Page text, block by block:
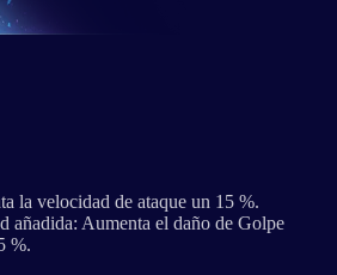
la velocidad de ataque un 15 %.
añadida: Aumenta el daño de Golpe
%.